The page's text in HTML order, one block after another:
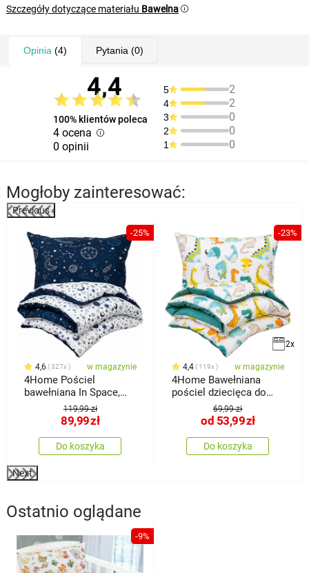
Szczegóły dotyczące materiału Bawelna
Opinia (4) Pytania (0)
4,4
100% klientów poleca
4 ocena
0 opinii
5 2
4 2
3 0
2 0
1 0
Mogłoby zainteresować:
Previous
-25%
4,6 327x w magazynie
4Home Pościel
bawełniana In Space,
140 x 200 cm, 70 x 90
119,99 zł
89,99zł
Do koszyka
-23%
2x
4,4 119x w magazynie
4Home Bawełniana
pościel dziecięca do
69,99 zł
od 53,99zł
Do koszyka
Next
Ostatnio oglądane
-9%